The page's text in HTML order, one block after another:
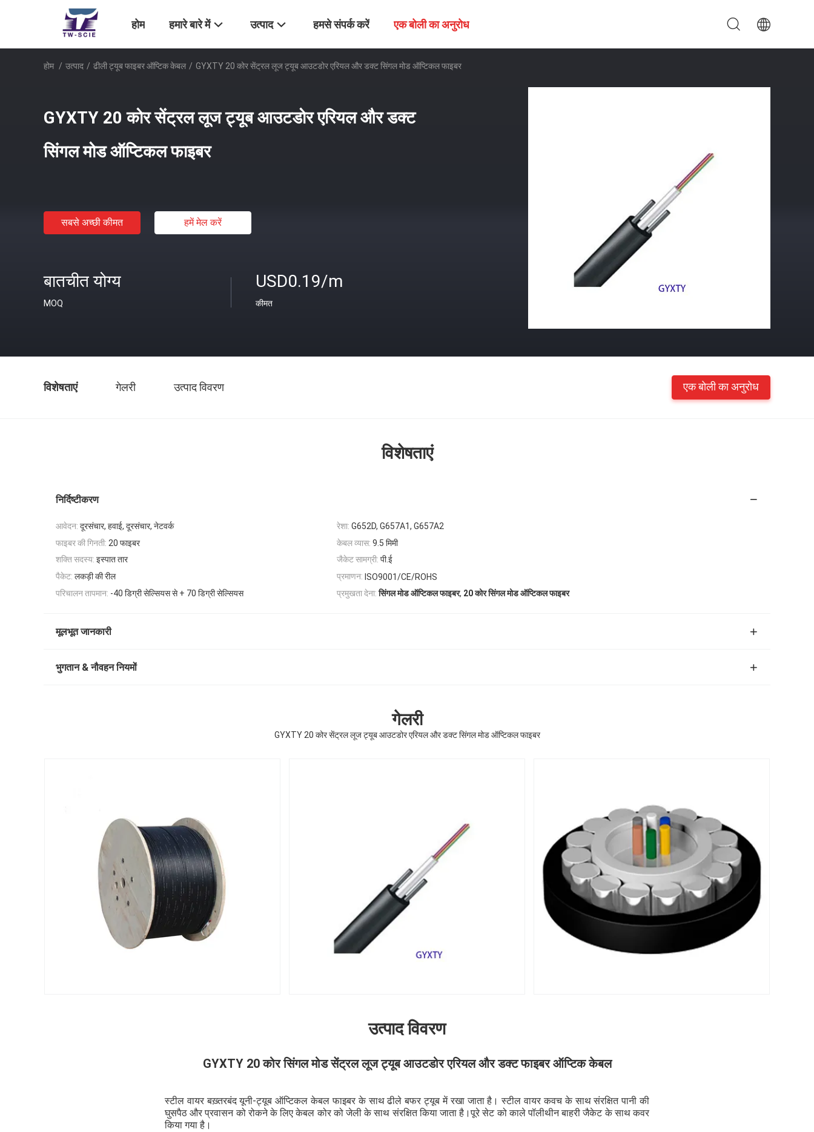
होम हमारे बारे में उत्पाद हमसे संपर्क करें एक बोली का अनुरोध
होम / उत्पाद / ढीली ट्यूब फाइबर ऑप्टिक केबल / GYXTY 20 कोर सेंट्रल लूज ट्यूब आउटडोर एरियल और डक्ट सिंगल मोड ऑप्टिकल फाइबर
GYXTY 20 कोर सेंट्रल लूज ट्यूब आउटडोर एरियल और डक्ट
सिंगल मोड ऑप्टिकल फाइबर
सबसे अच्छी कीमत हमें मेल करें
बातचीत योग्य
MOQ
USD0.19/m
कीमत
विशेषताएं गेलरी उत्पाद विवरण एक बोली का अनुरोध
विशेषताएं
निर्दिष्टीकरण
आवेदन: दूरसंचार, हवाई, दूरसंचार, नेटवर्क रेशा: G652D, G657A1, G657A2
फाइबर की गिनती: 20 फाइबर केबल व्यास: 9.5 मिमी
शक्ति सदस्य: इस्पात तार जैकेट सामग्री: पी.ई
पैकेट: लकड़ी की रील प्रमाणन: ISO9001/CE/ROHS
परिचालन तापमान: -40 डिग्री सेल्सियस से + 70 डिग्री सेल्सियस प्रमुखता देना: सिंगल मोड ऑप्टिकल फाइबर, 20 कोर सिंगल मोड ऑप्टिकल फाइबर
मूलभूत जानकारी
भुगतान & नौवहन नियमों
गेलरी
GYXTY 20 कोर सेंट्रल लूज ट्यूब आउटडोर एरियल और डक्ट सिंगल मोड ऑप्टिकल फाइबर
उत्पाद विवरण
GYXTY 20 कोर सिंगल मोड सेंट्रल लूज ट्यूब आउटडोर एरियल और डक्ट फाइबर ऑप्टिक केबल
स्टील वायर बख़्तरबंद यूनी-ट्यूब ऑप्टिकल केबल फाइबर के साथ ढीले बफर ट्यूब में रखा जाता है। स्टील वायर कवच के साथ संरक्षित पानी की
घुसपैठ और प्रवासन को रोकने के लिए केबल कोर को जेली के साथ संरक्षित किया जाता है।पूरे सेट को काले पॉलीथीन बाहरी जैकेट के साथ कवर
किया गया है।